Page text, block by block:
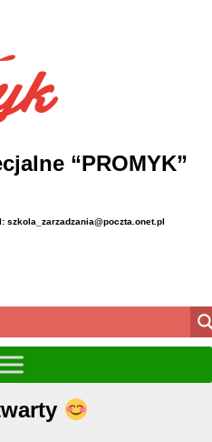
“PROMYK”
szkola_zarzadzania@poczta.onet.pl